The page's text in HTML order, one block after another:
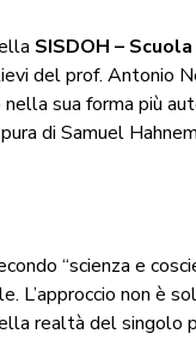
SISDOH –
del prof. Antonio
sua forma più
di Samuel
“scienza e
non è
realtà del singolo